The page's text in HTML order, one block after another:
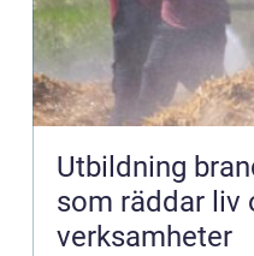
Utbildning
som räddar liv
verksamheter